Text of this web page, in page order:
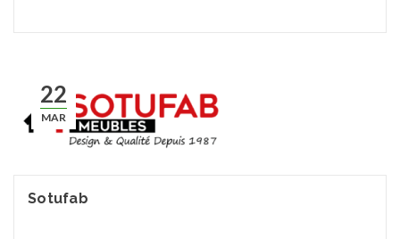
22
MAR
Sotufab